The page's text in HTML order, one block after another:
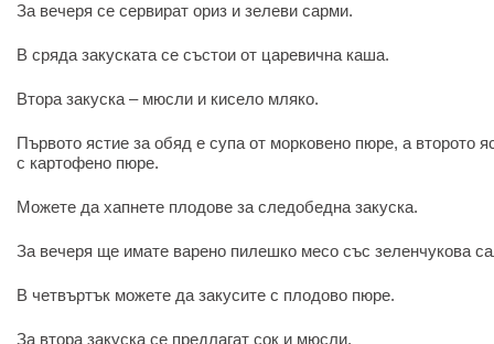
За вечеря се сервират ориз и зелеви сарми.
В сряда закуската се състои от царевична каша.
Втора закуска – мюсли и кисело мляко.
Първото ястие за обяд е супа от морковено пюре, а второто
с картофено пюре.
Можете да хапнете плодове за следобедна закуска.
За вечеря ще имате варено пилешко месо със зеленчукова
В четвъртък можете да закусите с плодово пюре.
За втора закуска се предлагат сок и мюсли.